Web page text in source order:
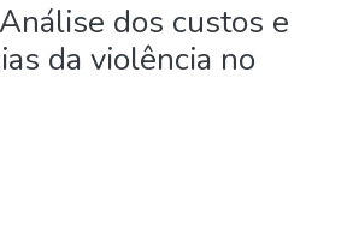
Análise dos custos e
da violência no